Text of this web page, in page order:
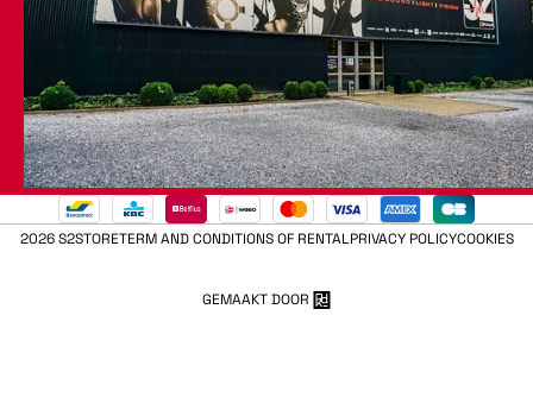
2026 S2STORETERM AND CONDITIONS OF RENTALPRIVACY POLICYCOOKIES
GEMAAKT DOOR